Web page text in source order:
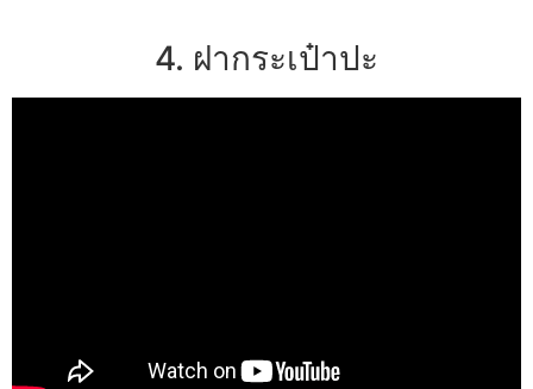
4. ฝากระเป๋าปะ